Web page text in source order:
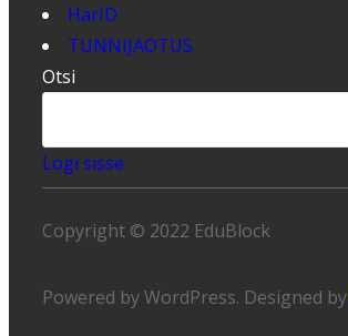
HarID
TUNNIJAOTUS
Otsi
Logi sisse
Copyright © 2022 EduBlock
Powered by WordPress. Designed by